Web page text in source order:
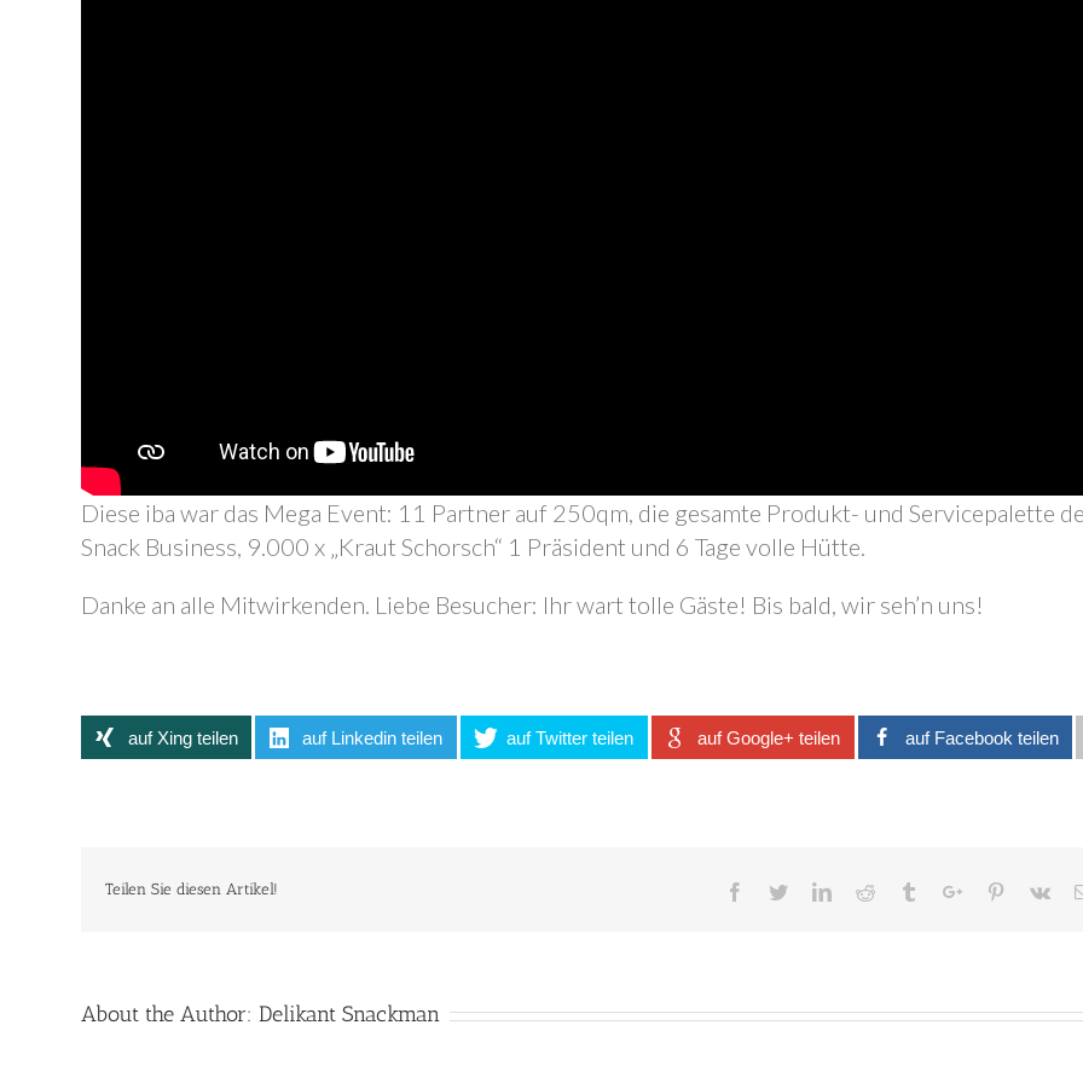
Diese iba war das Mega Event: 11 Partner auf 250qm, die gesamte Produkt- und Servicepalette
Snack Business, 9.000 x „Kraut Schorsch“ 1 Präsident und 6 Tage volle Hütte.
Danke an alle Mitwirkenden. Liebe Besucher: Ihr wart tolle Gäste! Bis bald, wir seh’n uns!
auf Xing teilen auf Linkedin teilen auf Twitter teilen auf Google+ teilen auf Facebook teilen
Teilen Sie diesen Artikel! Facebook
TwitterLinkedinReddit TumblrGoogleplus
Pinterest
Vk
About the Author: Delikant Snackman